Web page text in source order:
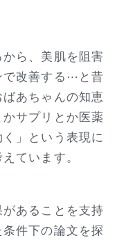
ら、美肌を阻害
で改善する⋯と昔
あちゃんの知恵
サプリとか医薬
」という表現に
ています。
あることを支持
件下の論文を探